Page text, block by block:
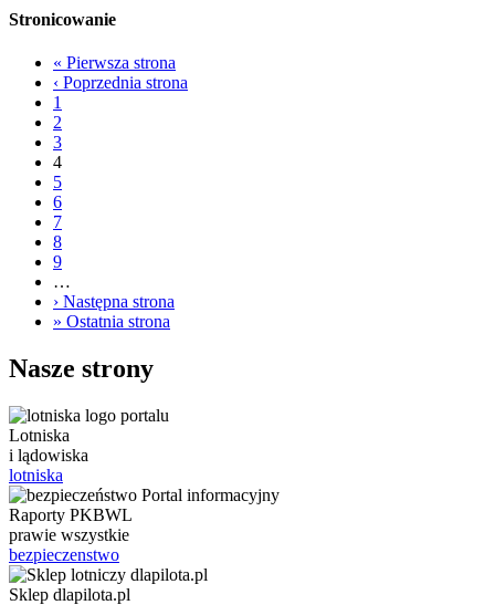
Stronicowanie
« Pierwsza strona
‹ Poprzednia strona
1
2
3
4
5
6
7
8
9
…
› Następna strona
» Ostatnia strona
Nasze strony
Lotniska
i lądowiska
lotniska
Raporty PKBWL
prawie wszystkie
bezpieczenstwo
Sklep dlapilota.pl